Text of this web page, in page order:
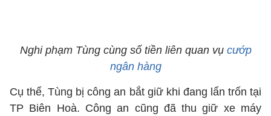
Nghi phạm Tùng cùng số tiền liên quan vụ cướp
ngân hàng
Cụ thể, Tùng bị công an bắt giữ khi đang lẩn trốn tại
TP Biên Hoà. Công an cũng đã thu giữ xe máy